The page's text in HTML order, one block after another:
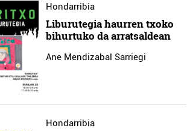
Hondarribia
Liburutegia haurren txoko
bihurtuko da arratsaldean
Ane Mendizabal Sarriegi
Hondarribia